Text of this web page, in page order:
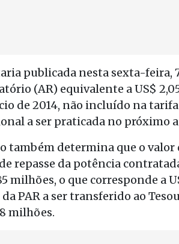
publicada nesta sexta-feira,
(AR) equivalente a US$
de 2014, não incluído na
a ser praticada no próximo
também determina que o valor
repasse da potência
milhões, o que corresponde a
PAR a ser transferido ao
milhões.